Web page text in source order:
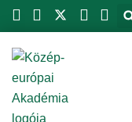
Skip
to
content